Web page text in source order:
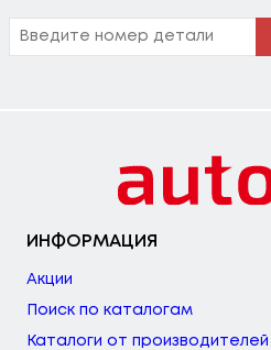
ИНФОРМАЦИЯ
Акции
Поиск по каталогам
Каталоги от производителей